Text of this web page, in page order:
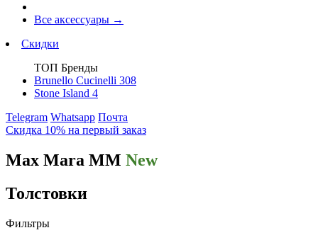
Все аксессуары →
Скидки
ТОП Бренды
Brunello Cucinelli 308
Stone Island 4
Telegram Whatsapp Почта
Скидка 10% на первый заказ
Max Mara MM New
Толстовки
Фильтры